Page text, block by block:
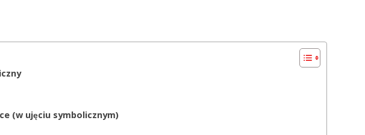
(w ujęciu symbolicznym)